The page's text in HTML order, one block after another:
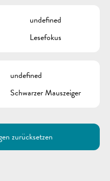
undefined
Lesefokus
undefined
Schwarzer Mauszeiger
zurücksetzen